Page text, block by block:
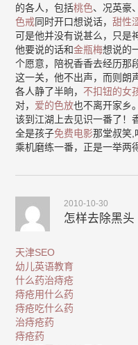
的各人，包括桃色、况英豪
色戒同时开口想说话，甜性
可是他并没有说甚么，只是
他要说的话和金瓶梅想说的
个愿意，陪祝香香去经历那
这一关，他不出声，而则朗
各人静了半晌， 不扣钮的女
对， 爱的色放也不离开家乡
该到江湖上去见识一番了！
全是孩子免费电影那堂叔笑,
乘机磨练一番，正是一举两
2010-10-30
怎样去除黑头
天津SEO
幼儿英语教育
什么药治痔疮
痔疮用什么药
痔疮吃什么药
治痔疮药
痔疮药